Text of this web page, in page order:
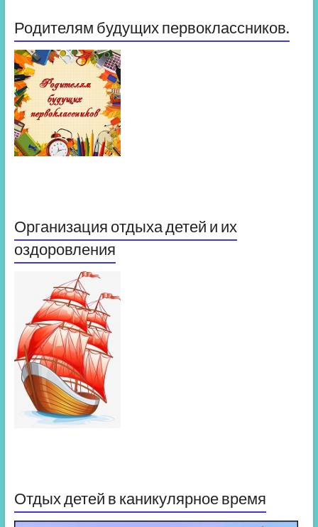
Родителям будущих первоклассников.
Организация отдыха детей и их
оздоровления
Отдых детей в каникулярное время